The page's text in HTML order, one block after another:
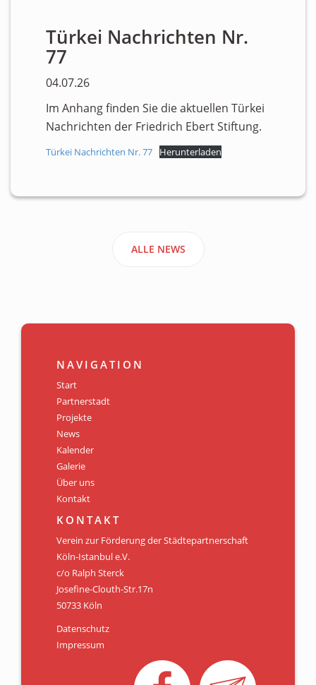
Türkei Nachrichten Nr.
77
04.07.26
Im Anhang finden Sie die aktuellen Türkei
Nachrichten der Friedrich Ebert Stiftung.
Türkei Nachrichten Nr. 77 Herunterladen
ALLE NEWS
NAVIGATION
Start
Partnerstadt
Projekte
News
Kalender
Galerie
Über uns
Kontakt
KONTAKT
Verein zur Förderung der Städtepartnerschaft
Köln-Istanbul e.V.
c/o Ralph Sterck
Josefine-Clouth-Str.17n
50733 Köln
Datenschutz
Impressum